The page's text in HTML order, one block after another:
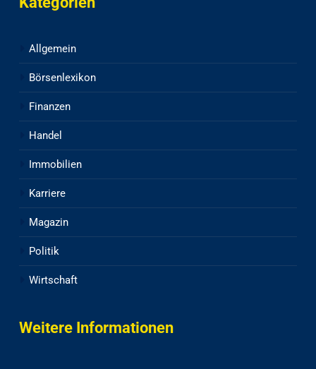
Allgemein
Börsenlexikon
Finanzen
Handel
Immobilien
Karriere
Magazin
Politik
Wirtschaft
Weitere Informationen